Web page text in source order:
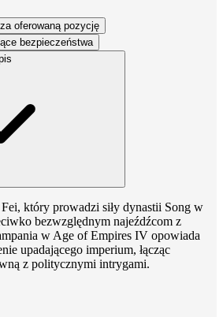
oferowaną pozycję
bezpieczeństwa
który prowadzi siły dynastii Song w
bezwzględnym najeźdźcom z
w Age of Empires IV opowiada
upadającego imperium, łącząc
z politycznymi intrygami.